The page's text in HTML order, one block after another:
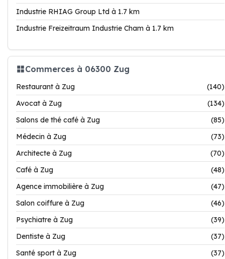
Industrie RHIAG Group Ltd à 1.7 km
Industrie Freizeitraum Industrie Cham à 1.7 km
Commerces à 06300 Zug
Restaurant à Zug
(140)
Avocat à Zug
(134)
Salons de thé café à Zug
(85)
Médecin à Zug
(73)
Architecte à Zug
(70)
Café à Zug
(48)
Agence immobilière à Zug
(47)
Salon coiffure à Zug
(46)
Psychiatre à Zug
(39)
Dentiste à Zug
(37)
Santé sport à Zug
(37)